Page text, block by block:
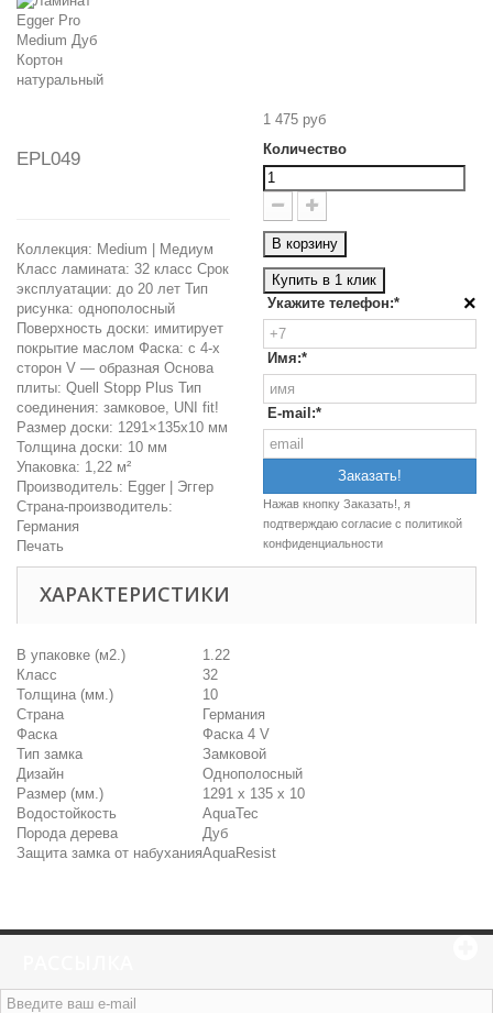
EPL049
Коллекция: Medium | Медиум
Класс ламината: 32 класс Срок
эксплуатации: до 20 лет Тип
рисунка: однополосный
Поверхность доски: имитирует
покрытие маслом Фаска: с 4-х
сторон V — образная Основа
плиты: Quell Stopp Plus Тип
соединения: замковое, UNI fit!
Размер доски: 1291×135х10 мм
Толщина доски: 10 мм
Упаковка: 1,22 м²
Производитель: Egger | Эггер
Страна-производитель:
Германия
Печать
1 475 руб
Количество
В корзину
Купить в 1 клик
×
Укажите телефон:*
Имя:*
E-mail:*
Нажав кнопку Заказать!, я
подтверждаю согласие c политикой
конфиденциальности
ХАРАКТЕРИСТИКИ
В упаковке (м2.)
1.22
Класс
32
Толщина (мм.)
10
Страна
Германия
Фаска
Фаска 4 V
Тип замка
Замковой
Дизайн
Однополосный
Размер (мм.)
1291 х 135 х 10
Водостойкость
AquaTec
Порода дерева
Дуб
Защита замка от набуханияAquaResist